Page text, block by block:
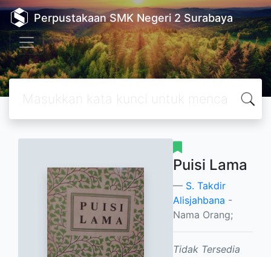
Perpustakaan SMK Negeri 2 Surabaya
Puisi Lama
S. Takdir
Alisjahbana -
Nama Orang;
Tidak Tersedia